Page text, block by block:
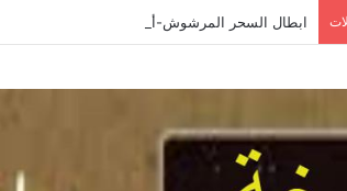
ابطال السحر المرشوش-أفضل واقوى شيخة روحانية 0096176887484